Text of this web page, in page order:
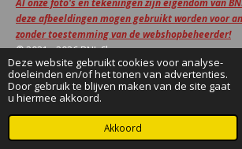
Deze website gebruikt cookies voor analyse-
doeleinden en/of het tonen van advertenties.
Door gebruik te blijven maken van de site gaat
u hiermee akkoord.
Akkoord
Al onze foto's en tekeningen zijn eigendom van
deze afbeeldingen mogen gebruikt worden voor
zonder toestemming van de webshopbeheerder!
© 2021 - 2026 BNL Shop
Powered byJouwWeb